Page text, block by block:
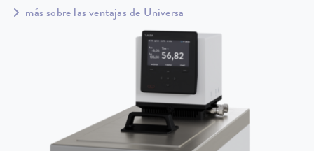
más sobre las ventajas de Universa